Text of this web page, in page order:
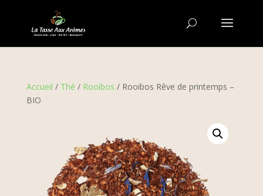
Accueil / Thé / Rooibos / Rooibos Rêve de printemps –
BIO